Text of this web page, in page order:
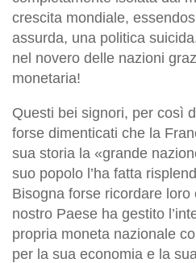
crescita mondiale,
assurda, una politica
nel novero delle nazioni
monetaria!
Questi bei signori, per così
forse dimenticati che la
sua storia la «grande
suo popolo l’ha fatta
Bisogna forse ricordare
nostro Paese ha gestito
propria moneta nazionale
per la sua economia e la